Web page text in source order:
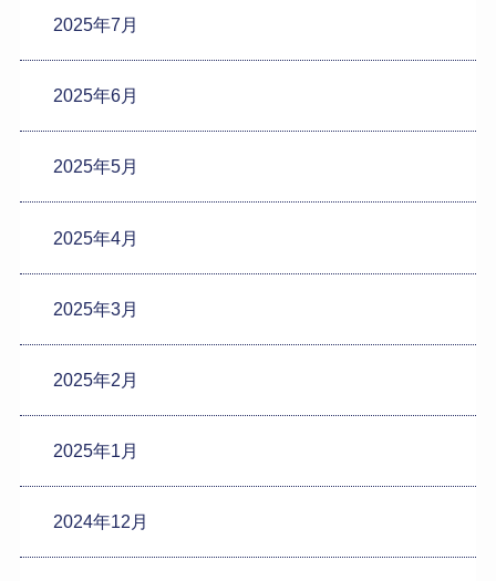
2025年7月
2025年6月
2025年5月
2025年4月
2025年3月
2025年2月
2025年1月
2024年12月